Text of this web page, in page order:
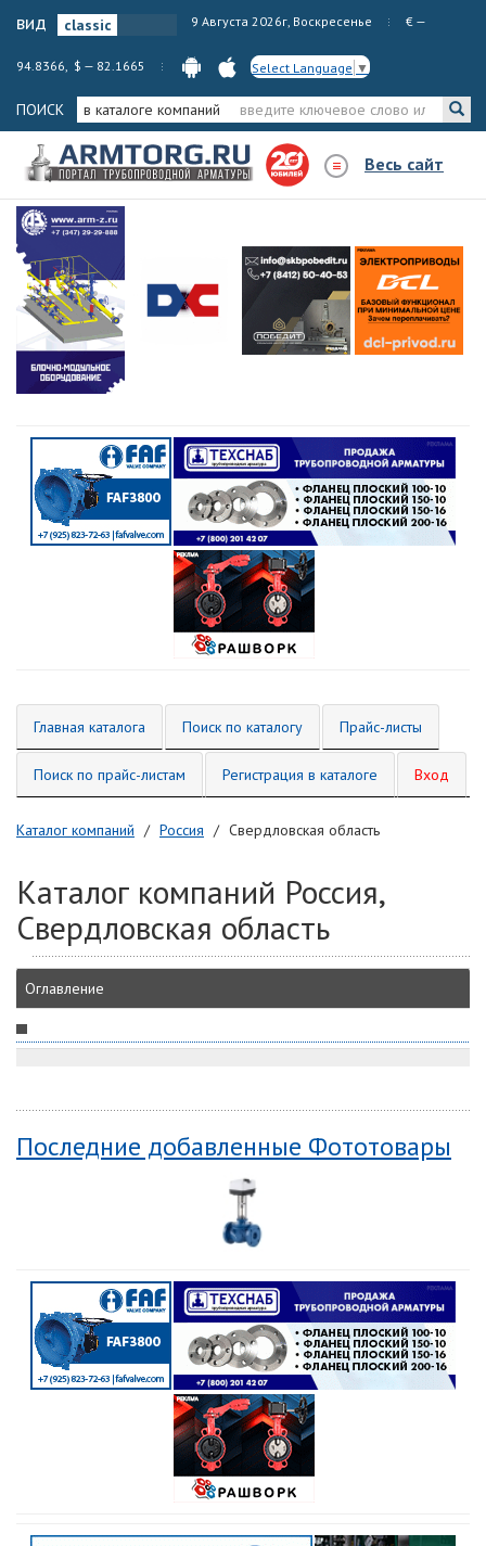
вид 9 Августа 2026г, Воскресенье € —
94.8366, $ — 82.1665 Select Language ▼
ПОИСК в каталоге компаний
Весь сайт
Главная каталога Поиск по каталогу Прайс-листы
Поиск по прайс-листам Регистрация в каталоге Вход
Каталог компаний Россия Свердловская область
Каталог компаний Россия,
Свердловская область
Оглавление
Последние добавленные Фототовары